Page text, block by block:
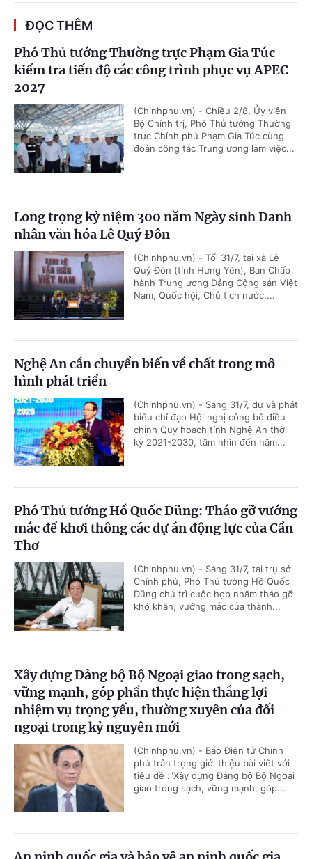
ĐỌC THÊM
Phó Thủ tướng Thường trực Phạm Gia Túc
kiểm tra tiến độ các công trình phục vụ APEC
2027
(Chinhphu.vn) - Chiều 2/8, Ủy viên
Bộ Chính trị, Phó Thủ tướng Thường
trực Chính phủ Phạm Gia Túc cùng
đoàn công tác Trung ương làm việc...
Long trọng kỷ niệm 300 năm Ngày sinh Danh
nhân văn hóa Lê Quý Đôn
(Chinhphu.vn) - Tối 31/7, tại xã Lê
Quý Đôn (tỉnh Hưng Yên), Ban Chấp
hành Trung ương Đảng Cộng sản Việt
Nam, Quốc hội, Chủ tịch nước,...
Nghệ An cần chuyển biến về chất trong mô
hình phát triển
(Chinhphu.vn) - Sáng 31/7, dự và phát
biểu chỉ đạo Hội nghị công bố điều
chỉnh Quy hoạch tỉnh Nghệ An thời
kỳ 2021-2030, tầm nhìn đến năm...
Phó Thủ tướng Hồ Quốc Dũng: Tháo gỡ vướng
mắc để khơi thông các dự án động lực của Cần
Thơ
(Chinhphu.vn) - Sáng 31/7, tại trụ sở
Chính phủ, Phó Thủ tướng Hồ Quốc
Dũng chủ trì cuộc họp nhằm tháo gỡ
khó khăn, vướng mắc của thành...
Xây dựng Đảng bộ Bộ Ngoại giao trong sạch,
vững mạnh, góp phần thực hiện thắng lợi
nhiệm vụ trọng yếu, thường xuyên của đối
ngoại trong kỷ nguyên mới
(Chinhphu.vn) - Báo Điện tử Chính
phủ trân trọng giới thiệu bài viết với
tiêu đề :"Xây dựng Đảng bộ Bộ Ngoại
giao trong sạch, vững mạnh, góp...